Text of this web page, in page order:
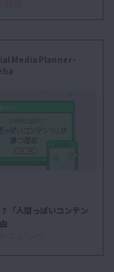
Media Planner-
「人間っぽいコンテン